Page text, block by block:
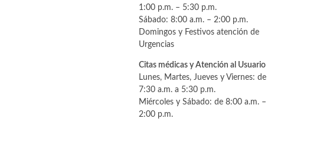
1:00 p.m. – 5:30 p.m.
Sábado: 8:00 a.m. – 2:00 p.m.
Domingos y Festivos atención de
Urgencias
Citas médicas y Atención al Usuario
Lunes, Martes, Jueves y Viernes: de
7:30 a.m. a 5:30 p.m.
Miércoles y Sábado: de 8:00 a.m. –
2:00 p.m.